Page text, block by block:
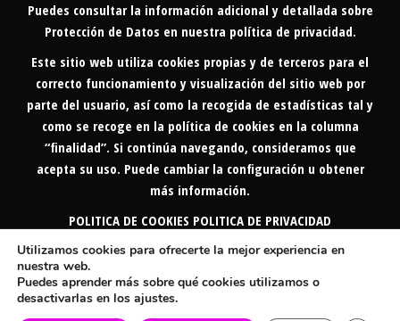
Puedes consultar la información adicional y detallada sobre
Protección de Datos en nuestra política de privacidad.
Este sitio web utiliza cookies propias y de terceros para el
correcto funcionamiento y visualización del sitio web por
parte del usuario, así como la recogida de estadísticas tal y
como se recoge en la política de cookies en la columna
“finalidad”. Si continúa navegando, consideramos que
acepta su uso. Puede cambiar la configuración u obtener
más información.
POLITICA DE COOKIES POLITICA DE PRIVACIDAD
________________________________________________
powered byNEWGATETECHNOLOGIES®
Utilizamos cookies para ofrecerte la mejor experiencia en
nuestra web.
Puedes aprender más sobre qué cookies utilizamos o
desactivarlas en los ajustes.